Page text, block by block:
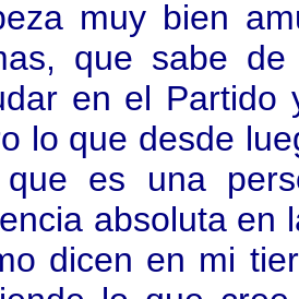
muy bien
que sabe
en el Partido
lo que desde
es una
absoluta en
dicen en mi